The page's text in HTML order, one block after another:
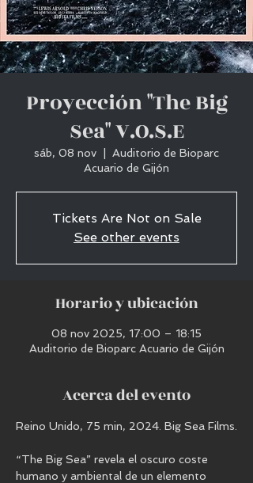
Proyección "The Big
Sea" V.O.S.E
sáb, 08 nov
Auditorio de Bioparc
Acuario de Gijón
Tickets Are Not on Sale
See other events
Horario y ubicación
08 nov 2025, 17:00 – 18:15
Auditorio de Bioparc Acuario de Gijón
Acerca del evento
Reino Unido, 75 min, 2024. Big Sea Films.
“The Big Sea” revela el oscuro coste
humano y ambiental de un elemento